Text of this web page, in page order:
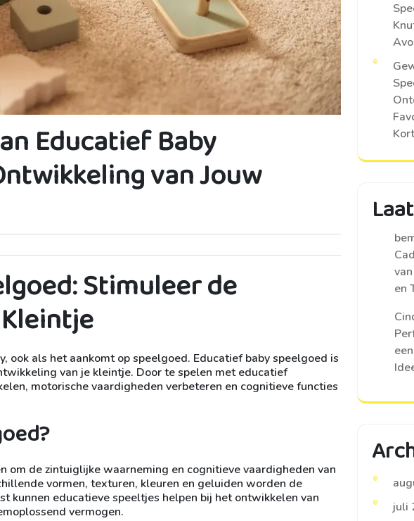
Educatief Baby
van Jouw
Stimuleer de
ook als het aankomt op speelgoed. Educatief baby speelgoed is
van je kleintje. Door te spelen met educatief
motorische vaardigheden verbeteren en cognitieve functies
om de zintuiglijke waarneming en cognitieve vaardigheden van
vormen, texturen, kleuren en geluiden worden de
kunnen educatieve speeltjes helpen bij het ontwikkelen van
vermogen.
en
juli